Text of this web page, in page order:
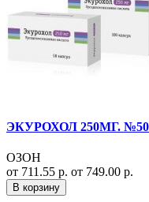
ЭКУРОХОЛ 250МГ.
ОЗОН
от 711.55 р. от 749.00 р.
В корзину